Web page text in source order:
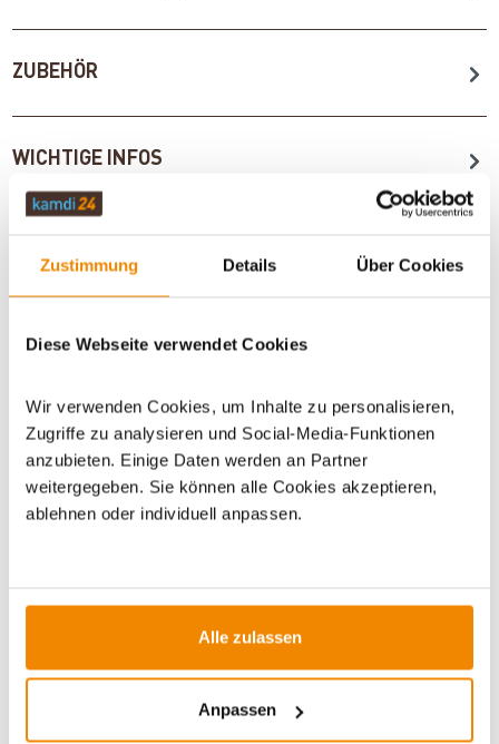
Zustimmung Details Über Cookies
Diese Webseite verwendet Cookies
Wir verwenden Cookies, um Inhalte zu personalisieren,
Zugriffe zu analysieren und Social-Media-Funktionen
anzubieten. Einige Daten werden an Partner
weitergegeben. Sie können alle Cookies akzeptieren,
ablehnen oder individuell anpassen.
Alle zulassen
Anpassen
ZUBEHÖR
WICHTIGE INFOS
Artikeldatenblatt drucken Frage zum Artikel
und Grillanzünder|Gaskartuschen
ZUBEHÖR